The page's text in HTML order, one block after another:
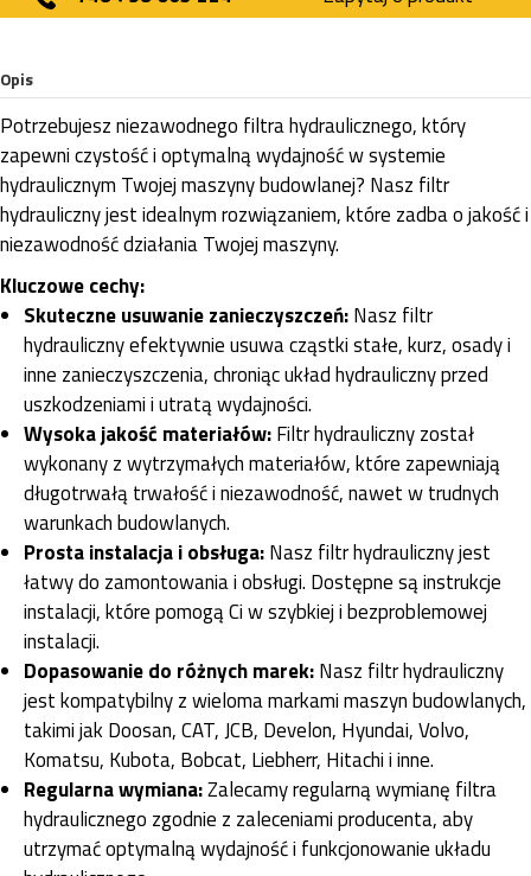
Opis
Potrzebujesz niezawodnego filtra hydraulicznego, który
zapewni czystość i optymalną wydajność w systemie
hydraulicznym Twojej maszyny budowlanej? Nasz filtr
hydrauliczny jest idealnym rozwiązaniem, które zadba o jakość i
niezawodność działania Twojej maszyny.
Kluczowe cechy:
Skuteczne usuwanie zanieczyszczeń:Nasz filtr
hydrauliczny efektywnie usuwa cząstki stałe, kurz, osady i
inne zanieczyszczenia, chroniąc układ hydrauliczny przed
uszkodzeniami i utratą wydajności.
Wysoka jakość materiałów:Filtr hydrauliczny został
wykonany z wytrzymałych materiałów, które zapewniają
długotrwałą trwałość i niezawodność, nawet w trudnych
warunkach budowlanych.
Prosta instalacja i obsługa:Nasz filtr hydrauliczny jest
łatwy do zamontowania i obsługi. Dostępne są instrukcje
instalacji, które pomogą Ci w szybkiej i bezproblemowej
instalacji.
Dopasowanie do różnych marek:Nasz filtr hydrauliczny
jest kompatybilny z wieloma markami maszyn budowlanych,
takimi jak Doosan, CAT, JCB, Develon, Hyundai, Volvo,
Komatsu, Kubota, Bobcat, Liebherr, Hitachi i inne.
Regularna wymiana:Zalecamy regularną wymianę filtra
hydraulicznego zgodnie z zaleceniami producenta, aby
utrzymać optymalną wydajność i funkcjonowanie układu